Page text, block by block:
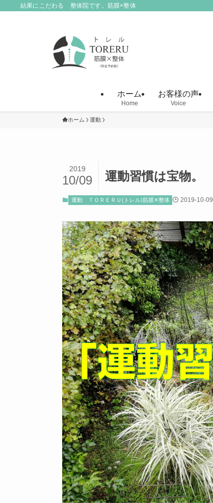
結果にこだわる 整体院です。筋膜×整体
ホーム
Home
お客様の声
Voice
ホーム 運動
運動習慣は宝物。
2019
10/09
運動 ＴＯＲＥＲＵ(トレル)筋膜✕整体 2019-10-09